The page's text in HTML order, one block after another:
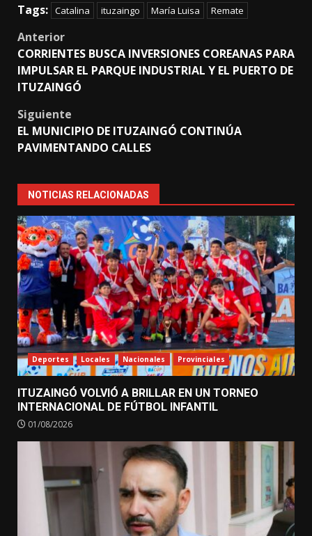
Tags: Catalina ituzaingo María Luisa Remate
Post
navigation
Anterior
CORRIENTES BUSCA INVERSIONES COREANAS PARA
IMPULSAR EL PARQUE INDUSTRIAL Y EL PUERTO DE
ITUZAINGÓ
Siguiente
EL MUNICIPIO DE ITUZAINGÓ CONTINÚA
PAVIMENTANDO CALLES
NOTICIAS RELACIONADAS
Deportes Locales Nacionales Provinciales
ITUZAINGÓ VOLVIÓ A BRILLAR EN UN TORNEO
INTERNACIONAL DE FÚTBOL INFANTIL
01/08/2026